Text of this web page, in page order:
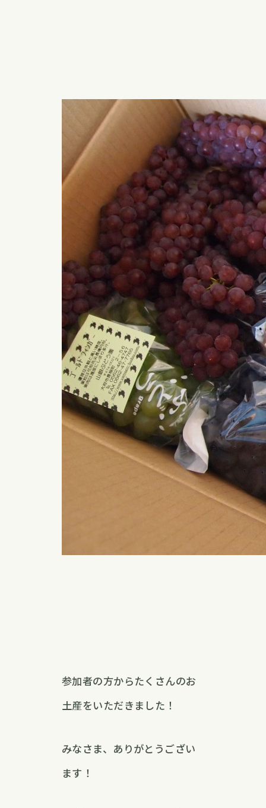
参加者の方からたくさんのお
土産をいただきました！
みなさま、ありがとうござい
ます！